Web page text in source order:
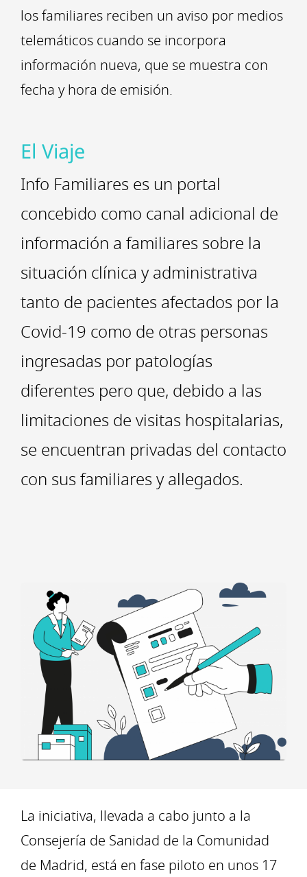
El Viaje
Info Familiares es un portal
concebido como canal adicional de
información a familiares sobre la
situación clínica y administrativa
tanto de pacientes afectados por la
Covid-19 como de otras personas
ingresadas por patologías
diferentes pero que, debido a las
limitaciones de visitas hospitalarias,
se encuentran privadas del contacto
con sus familiares y allegados.
los familiares reciben un aviso por medios
telemáticos cuando se incorpora
información nueva, que se muestra con
fecha y hora de emisión.
La iniciativa, llevada a cabo junto a la
Consejería de Sanidad de la Comunidad
de Madrid, está en fase piloto en unos 17